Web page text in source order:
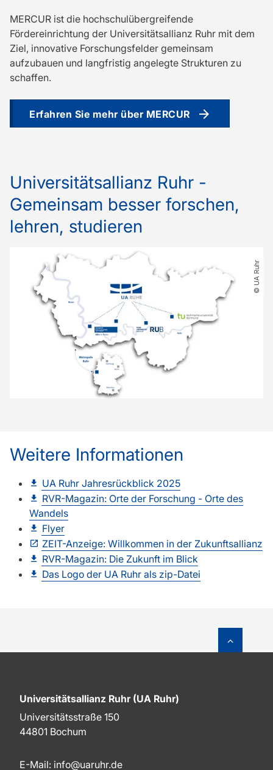
MERCUR ist die hochschulübergreifende
Fördereinrichtung der Universitätsallianz Ruhr mit dem
Ziel, innovative Forschungsfelder gemeinsam
aufzubauen und langfristig angelegte Strukturen zu
schaffen.
Erfahren Sie mehr über MERCUR
Universitätsallianz Ruhr -
Gemeinsam besser forschen,
lehren, studieren
© UA Ruhr
Weitere Informationen
UA Ruhr Jahresrückblick 2025
RVR-Magazin: Orte der Forschung - Orte des
Wandels
Flyer
ZEIT-Anzeige: Willkommen in der Zukunftsallianz
RVR-Magazin: Die Zukunft im Blick
Das Logo der UA Ruhr als zip-Datei
Universitätsallianz Ruhr (UA Ruhr)
Universitätsstraße 150
44801 Bochum
E-Mail: info@uaruhr.de